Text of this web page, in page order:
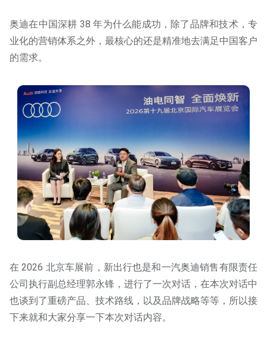
奥迪在中国深耕 38 年为什么能成功，除了品牌和技术，专
业化的营销体系之外，最核心的还是精准地去满足中国客户
的需求。
在 2026 北京车展前，新出行也是和一汽奥迪销售有限责任
公司执行副总经理郭永锋，进行了一次对话，在本次对话中
也谈到了重磅产品、技术路线，以及品牌战略等等，所以接
下来就和大家分享一下本次对话内容。